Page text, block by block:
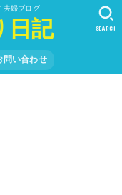
夫婦ブログ
日記
問い合わせ
SEARCH